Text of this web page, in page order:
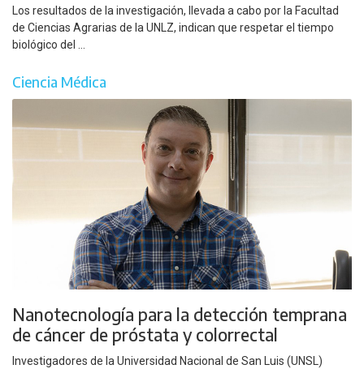
Los resultados de la investigación, llevada a cabo por la Facultad
de Ciencias Agrarias de la UNLZ, indican que respetar el tiempo
biológico del ...
Ciencia Médica
Nanotecnología para la detección temprana
de cáncer de próstata y colorrectal
Investigadores de la Universidad Nacional de San Luis (UNSL)